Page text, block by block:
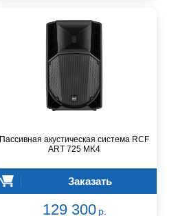
Пассивная акустическая система RCF
ART 725 MK4
Заказать
129 300 р.